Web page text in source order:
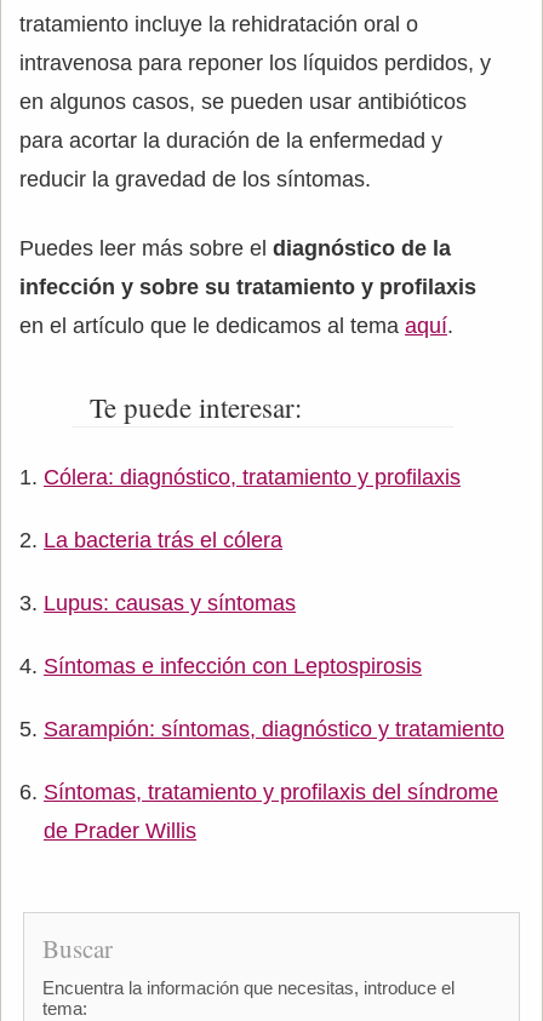
tratamiento incluye la rehidratación oral o
intravenosa para reponer los líquidos perdidos, y
en algunos casos, se pueden usar antibióticos
para acortar la duración de la enfermedad y
reducir la gravedad de los síntomas.
Puedes leer más sobre el diagnóstico de la
infección y sobre su tratamiento y profilaxis
en el artículo que le dedicamos al tema aquí.
Te puede interesar:
Cólera: diagnóstico, tratamiento y profilaxis
La bacteria trás el cólera
Lupus: causas y síntomas
Síntomas e infección con Leptospirosis
Sarampión: síntomas, diagnóstico y tratamiento
Síntomas, tratamiento y profilaxis del síndrome
de Prader Willis
Buscar
Encuentra la información que necesitas, introduce el
tema: